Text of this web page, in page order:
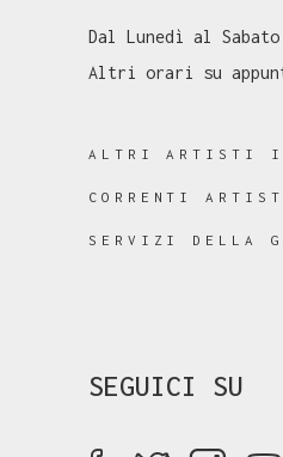
Dal Lunedì al
Altri orari su
ALTRI ARTISTI
CORRENTI
SERVIZI DELLA
SEGUICI SU